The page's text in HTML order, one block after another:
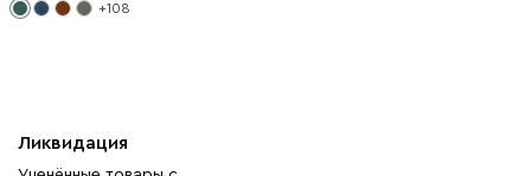
+108
Ликвидация